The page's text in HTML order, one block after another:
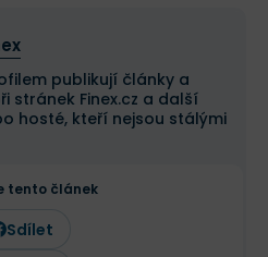
publikují články a
stránek Finex.cz a další
hosté, kteří nejsou stálými
tento článek
Sdílet